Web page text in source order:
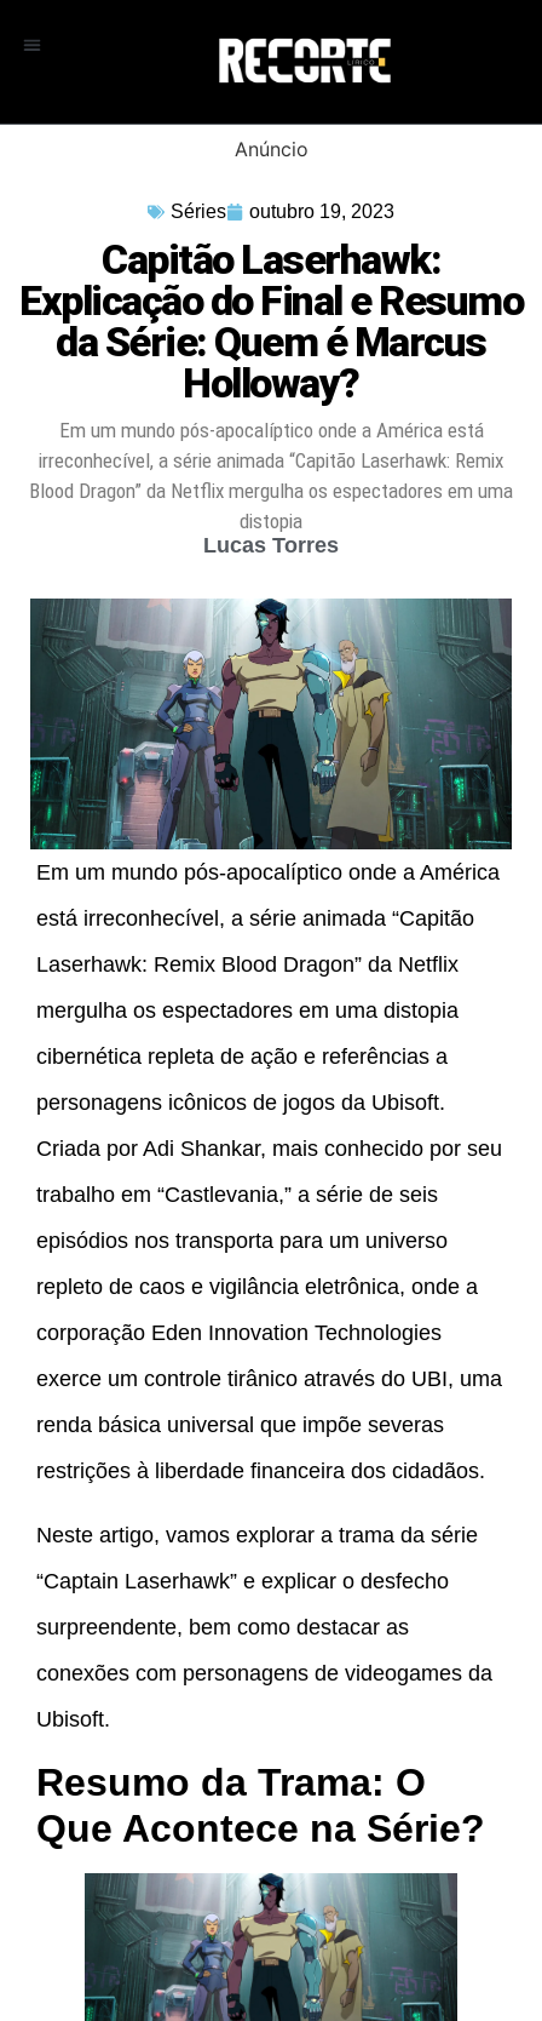
Anúncio
Séries outubro 19, 2023
Capitão Laserhawk:
Explicação do Final e Resumo
da Série: Quem é Marcus
Holloway?
Em um mundo pós-apocalíptico onde a América está
irreconhecível, a série animada “Capitão Laserhawk: Remix
Blood Dragon” da Netflix mergulha os espectadores em uma
distopia
Lucas Torres
Em um mundo pós-apocalíptico onde a América
está irreconhecível, a série animada “Capitão
Laserhawk: Remix Blood Dragon” da Netflix
mergulha os espectadores em uma distopia
cibernética repleta de ação e referências a
personagens icônicos de jogos da Ubisoft.
Criada por Adi Shankar, mais conhecido por seu
trabalho em “Castlevania,” a série de seis
episódios nos transporta para um universo
repleto de caos e vigilância eletrônica, onde a
corporação Eden Innovation Technologies
exerce um controle tirânico através do UBI, uma
renda básica universal que impõe severas
restrições à liberdade financeira dos cidadãos.
Neste artigo, vamos explorar a trama da série
“Captain Laserhawk” e explicar o desfecho
surpreendente, bem como destacar as
conexões com personagens de videogames da
Ubisoft.
Resumo da Trama: O
Que Acontece na Série?